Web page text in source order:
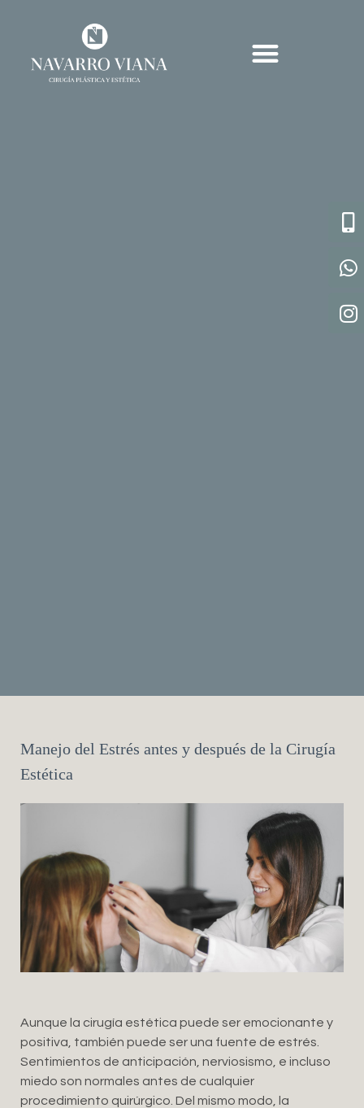
Manejo del Estrés antes y después de la Cirugía
Estética
Aunque la cirugía estética puede ser emocionante y
positiva, también puede ser una fuente de estrés.
Sentimientos de anticipación, nerviosismo, e incluso
miedo son normales antes de cualquier
procedimiento quirúrgico. Del mismo modo, la